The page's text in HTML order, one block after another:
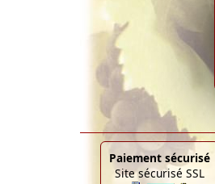
Paiement sécurisé
Site sécurisé SSL